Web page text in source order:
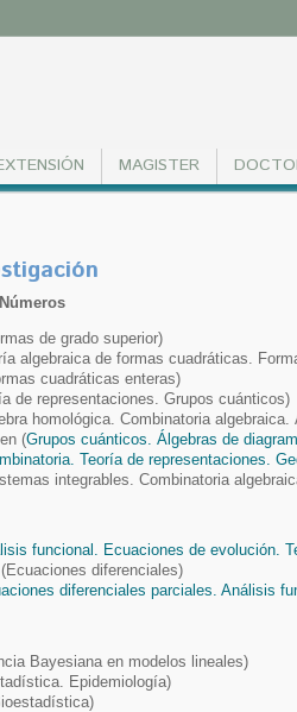
MAGISTER
de grado superior)
algebraica de formas cuadráticas.
cuadráticas enteras)
de representaciones. Grupos cuánticos)
homológica. Combinatoria algebraica.
(Grupos cuánticos. Álgebras de
Teoría de representaciones.
integrables. Combinatoria
funcional. Ecuaciones de evolución.
diferenciales)
diferenciales parciales. Análisis
Bayesiana en modelos lineales)
Epidemiología)